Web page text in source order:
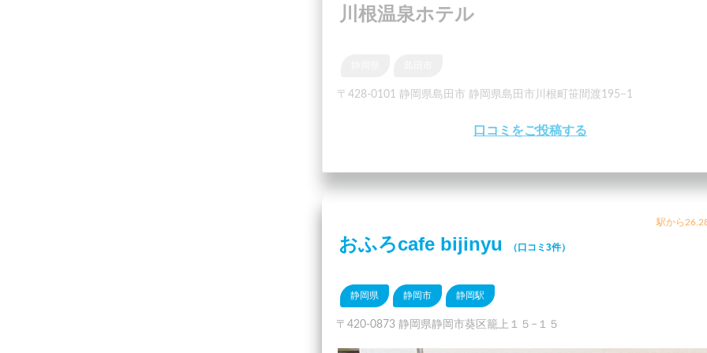
川根温泉ホテル
〒428-0101 静岡県島田市 静岡県島田市川根町笹間渡195−1
口コミをご投稿する
駅から
おふろcafe bijinyu （口コミ3件）
静岡県 静岡市 静岡駅
〒420-0873 静岡県静岡市葵区籠上１５−１５